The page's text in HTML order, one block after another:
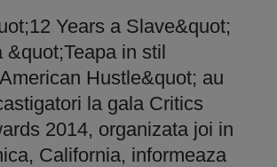
Years a Slave&quot;
&quot;Teapa in stil
Hustle&quot; au
la gala Critics
2014, organizata joi in
California, informeaza